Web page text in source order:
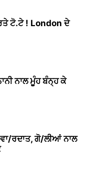
ਟੋ.ਟੇ ! London ਦੇ
ਨਾਲ ਮੂੰਹ ਬੰਨ੍ਹ ਕੇ
ਰਦਾਤ, ਗੋ/ਲੀਆਂ ਨਾਲ